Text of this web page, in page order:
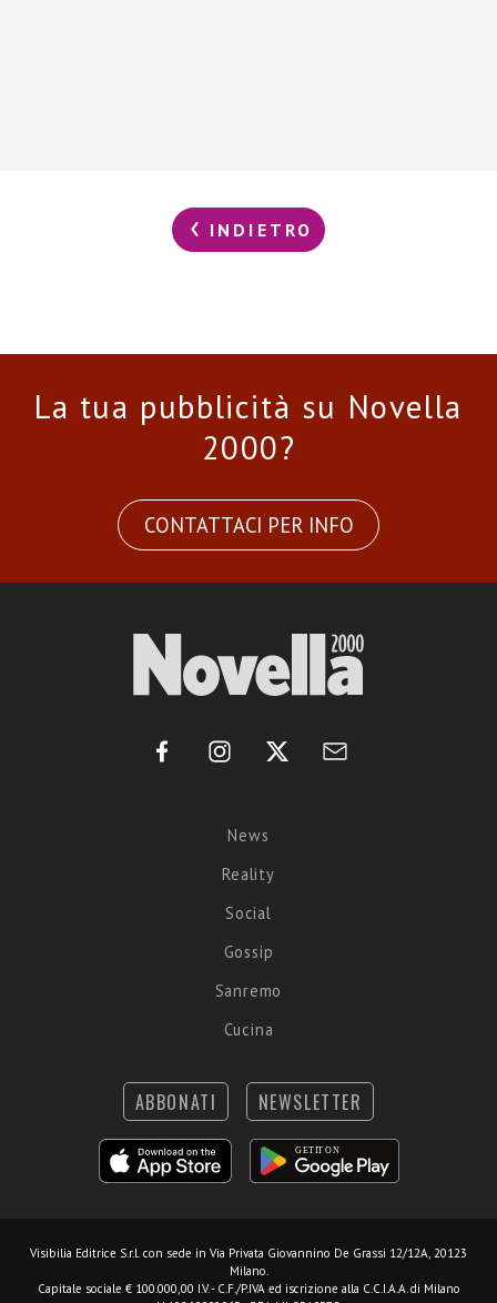
INDIETRO
La tua pubblicità su Novella
2000?
CONTATTACI PER INFO
News
Reality
Social
Gossip
Sanremo
Cucina
ABBONATI NEWSLETTER
Visibilia Editrice S.r.l. con sede in Via Privata Giovannino De Grassi 12/12A, 20123
Milano.
Capitale sociale € 100.000,00 I.V. - C.F./P.IVA ed iscrizione alla C.C.I.A.A. di Milano